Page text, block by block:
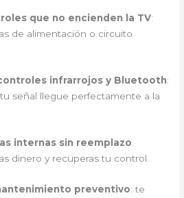
que no encienden la TV:
de alimentación o circuito
infrarrojos y Bluetooth:
señal llegue perfectamente a la
internas sin reemplazo
dinero y recuperas tu control.
preventivo: te